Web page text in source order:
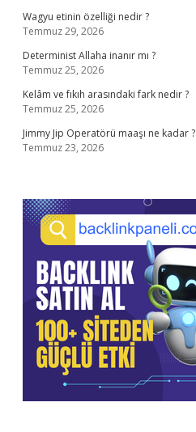
Wagyu etinin özelliği nedir ?
Temmuz 29, 2026
Determinist Allaha inanır mı ?
Temmuz 25, 2026
Kelâm ve fıkıh arasındaki fark nedir ?
Temmuz 25, 2026
Jimmy Jip Operatörü maaşı ne kadar ?
Temmuz 23, 2026